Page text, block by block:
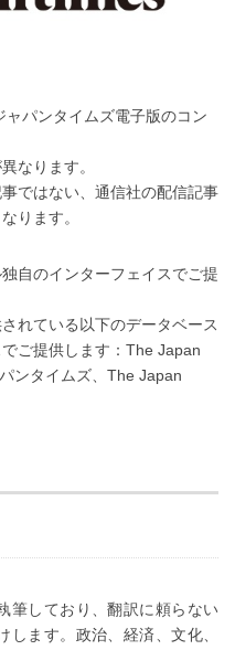
パンタイムズ電子版のコン
なります。
ではない、通信社の配信記事
ります。
自のインターフェイスでご提
れている以下のデータベース
ご提供します：The Japan
ンタイムズ、The Japan
筆しており、翻訳に頼らない
ます。政治、経済、文化、